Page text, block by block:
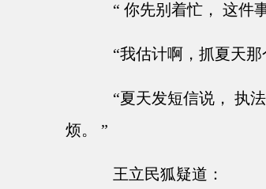
“ 你先别着忙， 这件
“我估计啊，抓夏天那
“夏天发短信说， 执
烦。 ”
王立民狐疑道：